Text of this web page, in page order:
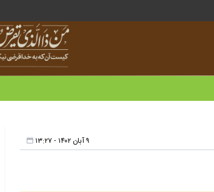
۹ آبان ۱۴۰۲ - ۱۳:۲۷